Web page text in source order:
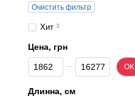
Очистить фильтр
Хит 3
Цена, грн
От Цена, грн
До Цена, грн OK
Длинна, см